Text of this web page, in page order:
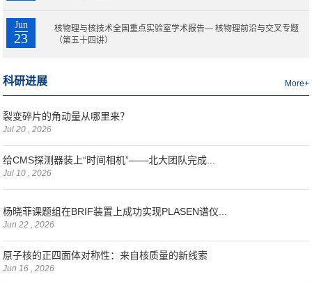
Jun
23
核物理与核技术全国重点实验室学术报告— 核物理前沿与交叉专题
（第五十四讲）
More+
科研进展
裂变碎片的角动量从哪里来？
Jul 20 , 2026
给CMS探测器装上“时间相机”——北大团队完成...
Jul 10 , 2026
杨晓菲课题组在BRIF装置上成功实现PLASEN谱仪...
Jun 22 , 2026
原子核的正四面体对称性：来自核质量的新线索
Jun 16 , 2026